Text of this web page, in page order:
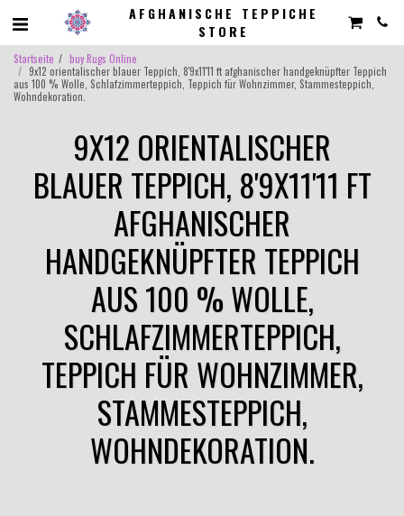
AFGHANISCHE TEPPICHE
STORE
Startseite
buy Rugs Online
9x12 orientalischer blauer Teppich, 8'9x11'11 ft afghanischer handgeknüpfter Teppich
aus 100 % Wolle, Schlafzimmerteppich, Teppich für Wohnzimmer, Stammesteppich,
Wohndekoration.
9X12 ORIENTALISCHER
BLAUER TEPPICH, 8'9X11'11 FT
AFGHANISCHER
HANDGEKNÜPFTER TEPPICH
AUS 100 % WOLLE,
SCHLAFZIMMERTEPPICH,
TEPPICH FÜR WOHNZIMMER,
STAMMESTEPPICH,
WOHNDEKORATION.